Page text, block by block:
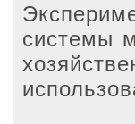
системы